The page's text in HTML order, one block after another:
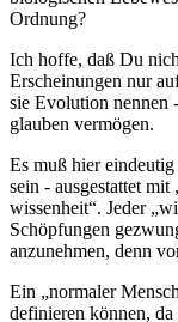
Ordnung?
Ich hoffe, daß Du
Erscheinungen nur
sie Evolution nennen
glauben vermögen.
Es muß hier
sein - ausgestattet
wissenheit“. Jeder
Schöpfungen
anzunehmen, denn
Ein „normaler
definieren können,